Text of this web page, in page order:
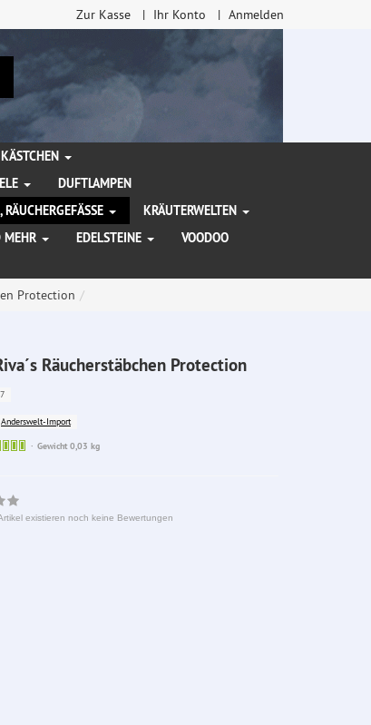
Zur Kasse Ihr Konto Anmelden
Suchen
DUFTLAMPEN
KRÄUTERWELTEN
MEHR EDELSTEINE
VOODOO
Protection
Räucherstäbchen Protection
Anderswelt-Import
Sofort
Gewicht 0,03 kg
existieren noch keine Bewertungen